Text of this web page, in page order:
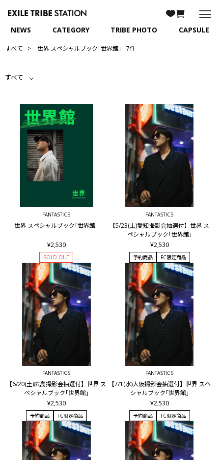
NEWS CATEGORY TRIBE PHOTO CAPSULE
すべて 世界 スペシャルブック｢世界館｣ 7件
すべて
FANTASTICS
世界 スペシャルブック｢世界館｣
¥2,530
SOLD OUT
FANTASTICS
【5/23(土)愛知撮影会抽選付】世界 ス
ペシャルブック｢世界館｣
¥2,530
予約商品 FC限定商品
FANTASTICS
【6/20(土)広島撮影会抽選付】世界 ス
ペシャルブック｢世界館｣
¥2,530
予約商品 FC限定商品
FANTASTICS
【7/1(水)大阪撮影会抽選付】世界 スペ
シャルブック｢世界館｣
¥2,530
予約商品 FC限定商品